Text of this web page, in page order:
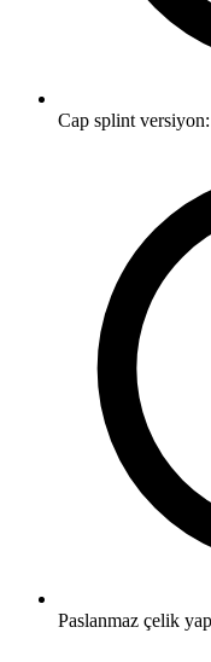
Cap splint
Paslanmaz çelik